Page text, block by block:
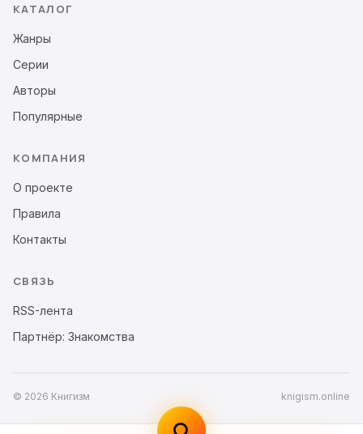
КАТАЛОГ
Жанры
Серии
Авторы
Популярные
КОМПАНИЯ
О проекте
Правила
Контакты
СВЯЗЬ
RSS-лента
Партнёр: Знакомства
© 2026 Книгизм knigism.online